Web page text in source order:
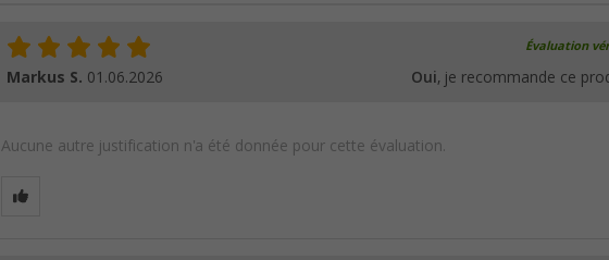
Évaluation
Markus S. 01.06.2026 Oui, je recommande ce
Aucune autre justification n'a été donnée pour cette évaluation.